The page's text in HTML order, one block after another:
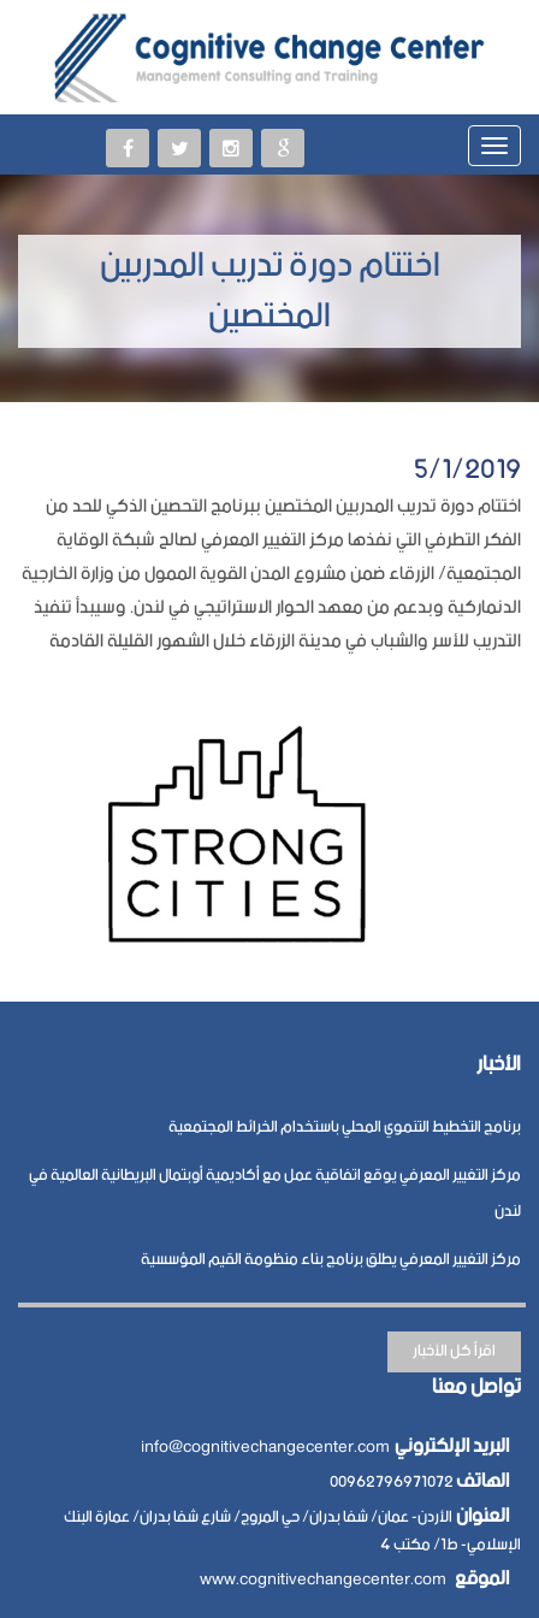
اختتام دورة تدريب المدربين
المختصين
5/1/2019
اختتام دورة تدريب المدربين المختصين ببرنامج التحصين الذكي للحد من
الفكر التطرفي التي نفذها مركز التغيير المعرفي لصالح شبكة الوقاية
المجتمعية/ الزرقاء ضمن مشروع المدن القوية الممول من وزارة الخارجية
الدنماركية وبدعم من معهد الحوار الاستراتيجي في لندن. وسيبدأ تنفيذ
التدريب للأسر والشباب في مدينة الزرقاء خلال الشهور القليلة القادمة
الأخبار
برنامج التخطيط التنموي المحلي باستخدام الخرائط المجتمعية
مركز التغيير المعرفي يوقع اتفاقية عمل مع أكاديمية أوبتمال البريطانية العالمية في
لندن
مركز التغيير المعرفي يطلق برنامج بناء منظومة القيم المؤسسية
اقرأ كل الأخبار
تواصل معنا
info@cognitivechangecenter.comالبريد الإلكتروني
00962796971072الهاتف
العنوانالأردن- عمان/ شفا بدران/ حي المروج/ شارع شفا بدران/ عمارة البنك
الإسلامي- ط1/ مكتب 4
www.cognitivechangecenter.com الموقع